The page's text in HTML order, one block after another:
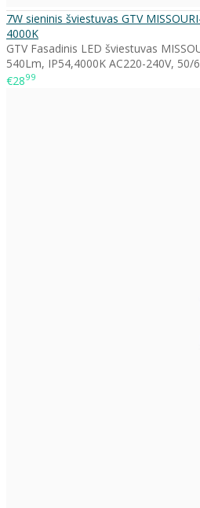
7W sieninis šviestuvas GTV
4000K
GTV Fasadinis LED šviestuvas
540Lm, IP54,4000K AC220-240V, 50/
€2899